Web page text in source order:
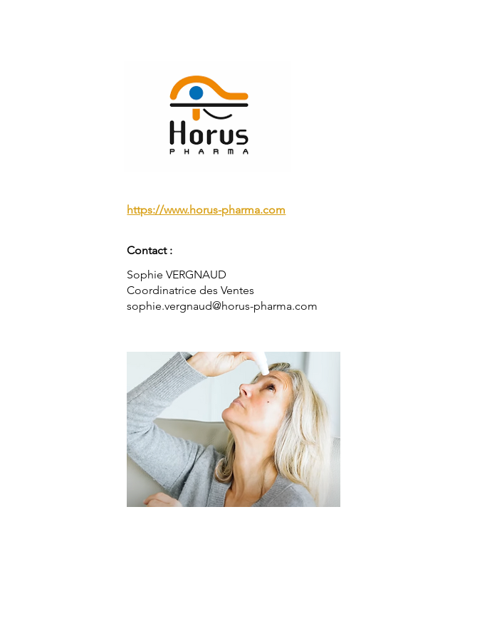
https://www.horus-pharma.com
Contact :
Sophie VERGNAUD
Coordinatrice des Ventes
sophie.vergnaud@horus-pharma.com